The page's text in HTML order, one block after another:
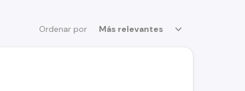
Ordenar por Más relevantes